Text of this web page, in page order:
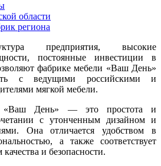
области
региона
предприятия, высокие
постоянные инвестиции в
фабрике мебели «Ваш День»
с ведущими российскими и
мягкой мебели.
«Ваш День» — это простота и
с утонченным дизайном и
Она отличается удобством в
а также соответствует
и безопасности.